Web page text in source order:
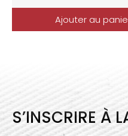
Ajouter au
S’INSCRIRE À